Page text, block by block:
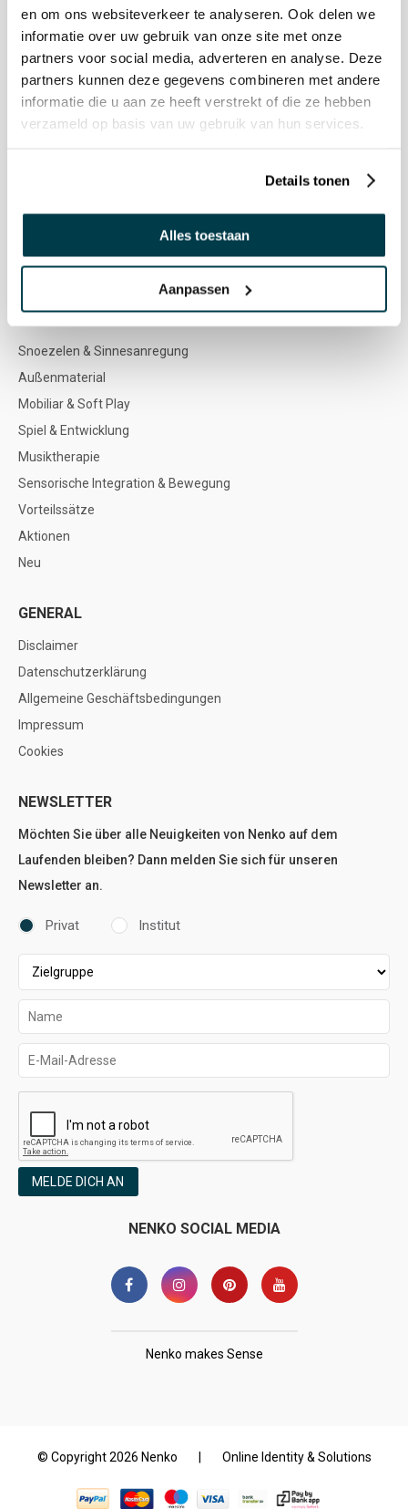
en om ons websiteverkeer te analyseren. Ook delen we
informatie over uw gebruik van onze site met onze
partners voor social media, adverteren en analyse. Deze
partners kunnen deze gegevens combineren met andere
informatie die u aan ze heeft verstrekt of die ze hebben
verzameld op basis van uw gebruik van hun services.
Details tonen
Alles toestaan
Aanpassen
Garantie & Reparatur
Nenko Konto
NENKO
Nenko-team
Stellenangebote
Snoezelen & Sinnesanregung
Außenmaterial
Mobiliar & Soft Play
Spiel & Entwicklung
Musiktherapie
Sensorische Integration & Bewegung
Vorteilssätze
Aktionen
Neu
GENERAL
Disclaimer
Datenschutzerklärung
Allgemeine Geschäftsbedingungen
Impressum
Cookies
NEWSLETTER
Möchten Sie über alle Neuigkeiten von Nenko auf dem
Laufenden bleiben? Dann melden Sie sich für unseren
Newsletter an.
Privat Institut
MELDE DICH AN
NENKO SOCIAL MEDIA
Nenko makes Sense
© Copyright 2026 Nenko Online Identity & Solutions